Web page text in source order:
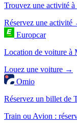
Trouvez une activité
Réservez une activité
Europcar
Location de voiture à
Louez une voiture →
Omio
Réservez un billet de
Train ou Avion :